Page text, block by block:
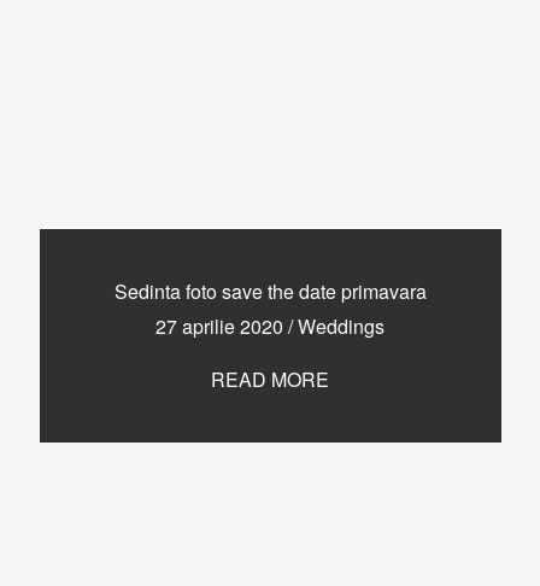
Sedinta foto save the date primavara
27 aprilie 2020 /Weddings
READ MORE
CONTACT